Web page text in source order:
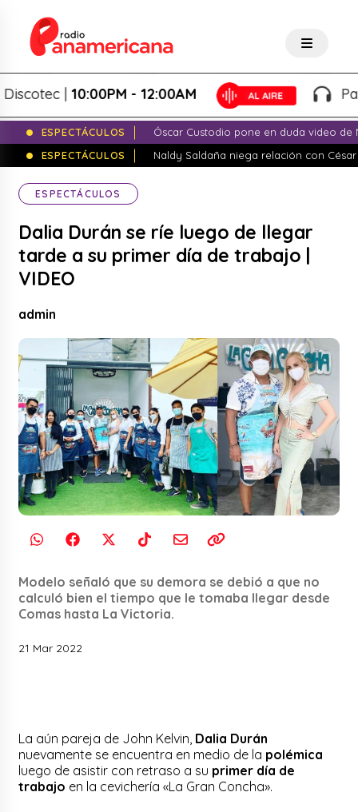
|10:00PM - 12:00AM
ESPECTÁCULOS
Óscar Custodio pone en duda video de
ESPECTÁCULOS
Naldy Saldaña niega relación con
ESPECTÁCULOS
Dalia Durán se ríe luego de llegar
tarde a su primer día de trabajo |
VIDEO
admin
Modelo señaló que su demora se debió a que no
calculó bien el tiempo que le tomaba llegar desde
Comas hasta La Victoria.
21 Mar 2022
La aún pareja de John Kelvin, Dalia Durán
nuevamente se encuentra en medio de la polémica
luego de asistir con retraso a su primer día de
trabajo en la cevichería «La Gran Concha».